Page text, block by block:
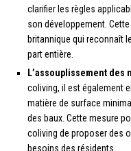
clarifier les règles
son développement.
britannique qui reconnaît
part entière.
L’assouplissement des
coliving, il est également
matière de surface
des baux. Cette mesure
coliving de proposer des
besoins des résidents.